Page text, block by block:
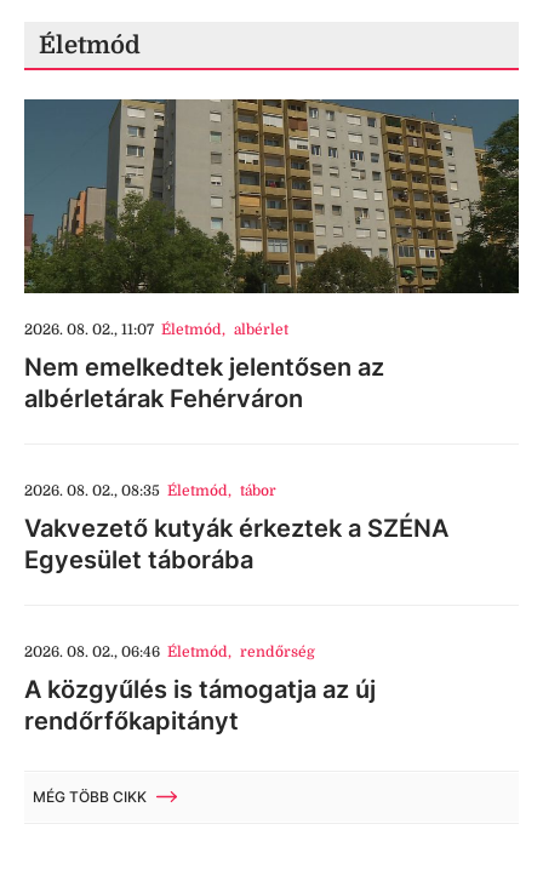
Életmód
2026. 08. 02., 11:07 Életmód, albérlet
Nem emelkedtek jelentősen az
albérletárak Fehérváron
2026. 08. 02., 08:35 Életmód, tábor
Vakvezető kutyák érkeztek a SZÉNA
Egyesület táborába
2026. 08. 02., 06:46 Életmód, rendőrség
A közgyűlés is támogatja az új
rendőrfőkapitányt
MÉG TÖBB CIKK